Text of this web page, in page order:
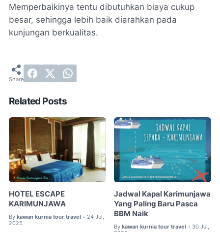
Memperbaikinya tentu dibutuhkan biaya cukup
besar, sehingga lebih baik diarahkan pada
kunjungan berkualitas.
Related Posts
HOTEL ESCAPE
KARIMUNJAWA
By kawan kurnia tour travel • 24 Jul,
2025
Jadwal Kapal Karimunjawa
Yang Paling Baru Pasca
BBM Naik
By kawan kurnia tour travel • 30 Jul,